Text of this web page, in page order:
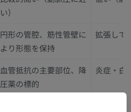
い）
円形の管腔、筋性管壁に
より形態を保持
拡張して
血管抵抗の主要部位、降
圧薬の標的
炎症・白